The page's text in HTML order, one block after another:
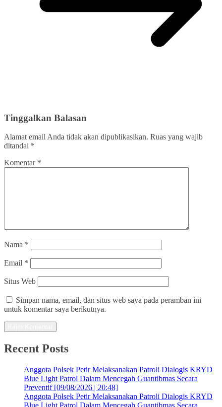
Tinggalkan Balasan
Alamat email Anda tidak akan dipublikasikan. Ruas yang wajib
ditandai *
Komentar *
Nama *
Email *
Situs Web
Simpan nama, email, dan situs web saya pada peramban ini
untuk komentar saya berikutnya.
Recent Posts
Anggota Polsek Petir Melaksanakan Patroli Dialogis KRYD
Blue Light Patrol Dalam Mencegah Guantibmas Secara
Preventif [09/08/2026 | 20:48]
Anggota Polsek Petir Melaksanakan Patroli Dialogis KRYD